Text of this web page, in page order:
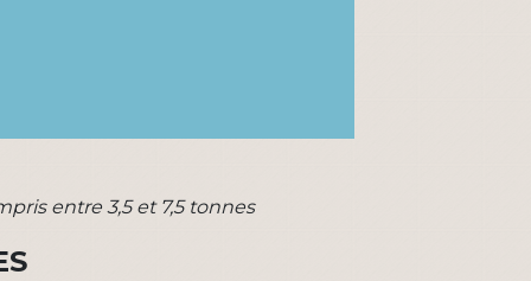
entre 3,5 et 7,5 tonnes